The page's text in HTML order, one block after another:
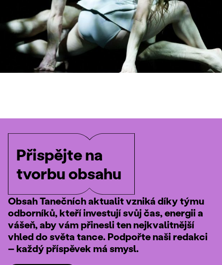
Přispějte na
tvorbu obsahu
Obsah Tanečních aktualit vzniká díky týmu
odborníků, kteří investují svůj čas, energii a
vášeň, aby vám přinesli ten nejkvalitnější
vhled do světa tance. Podpořte naši redakci
– každý příspěvek má smysl.